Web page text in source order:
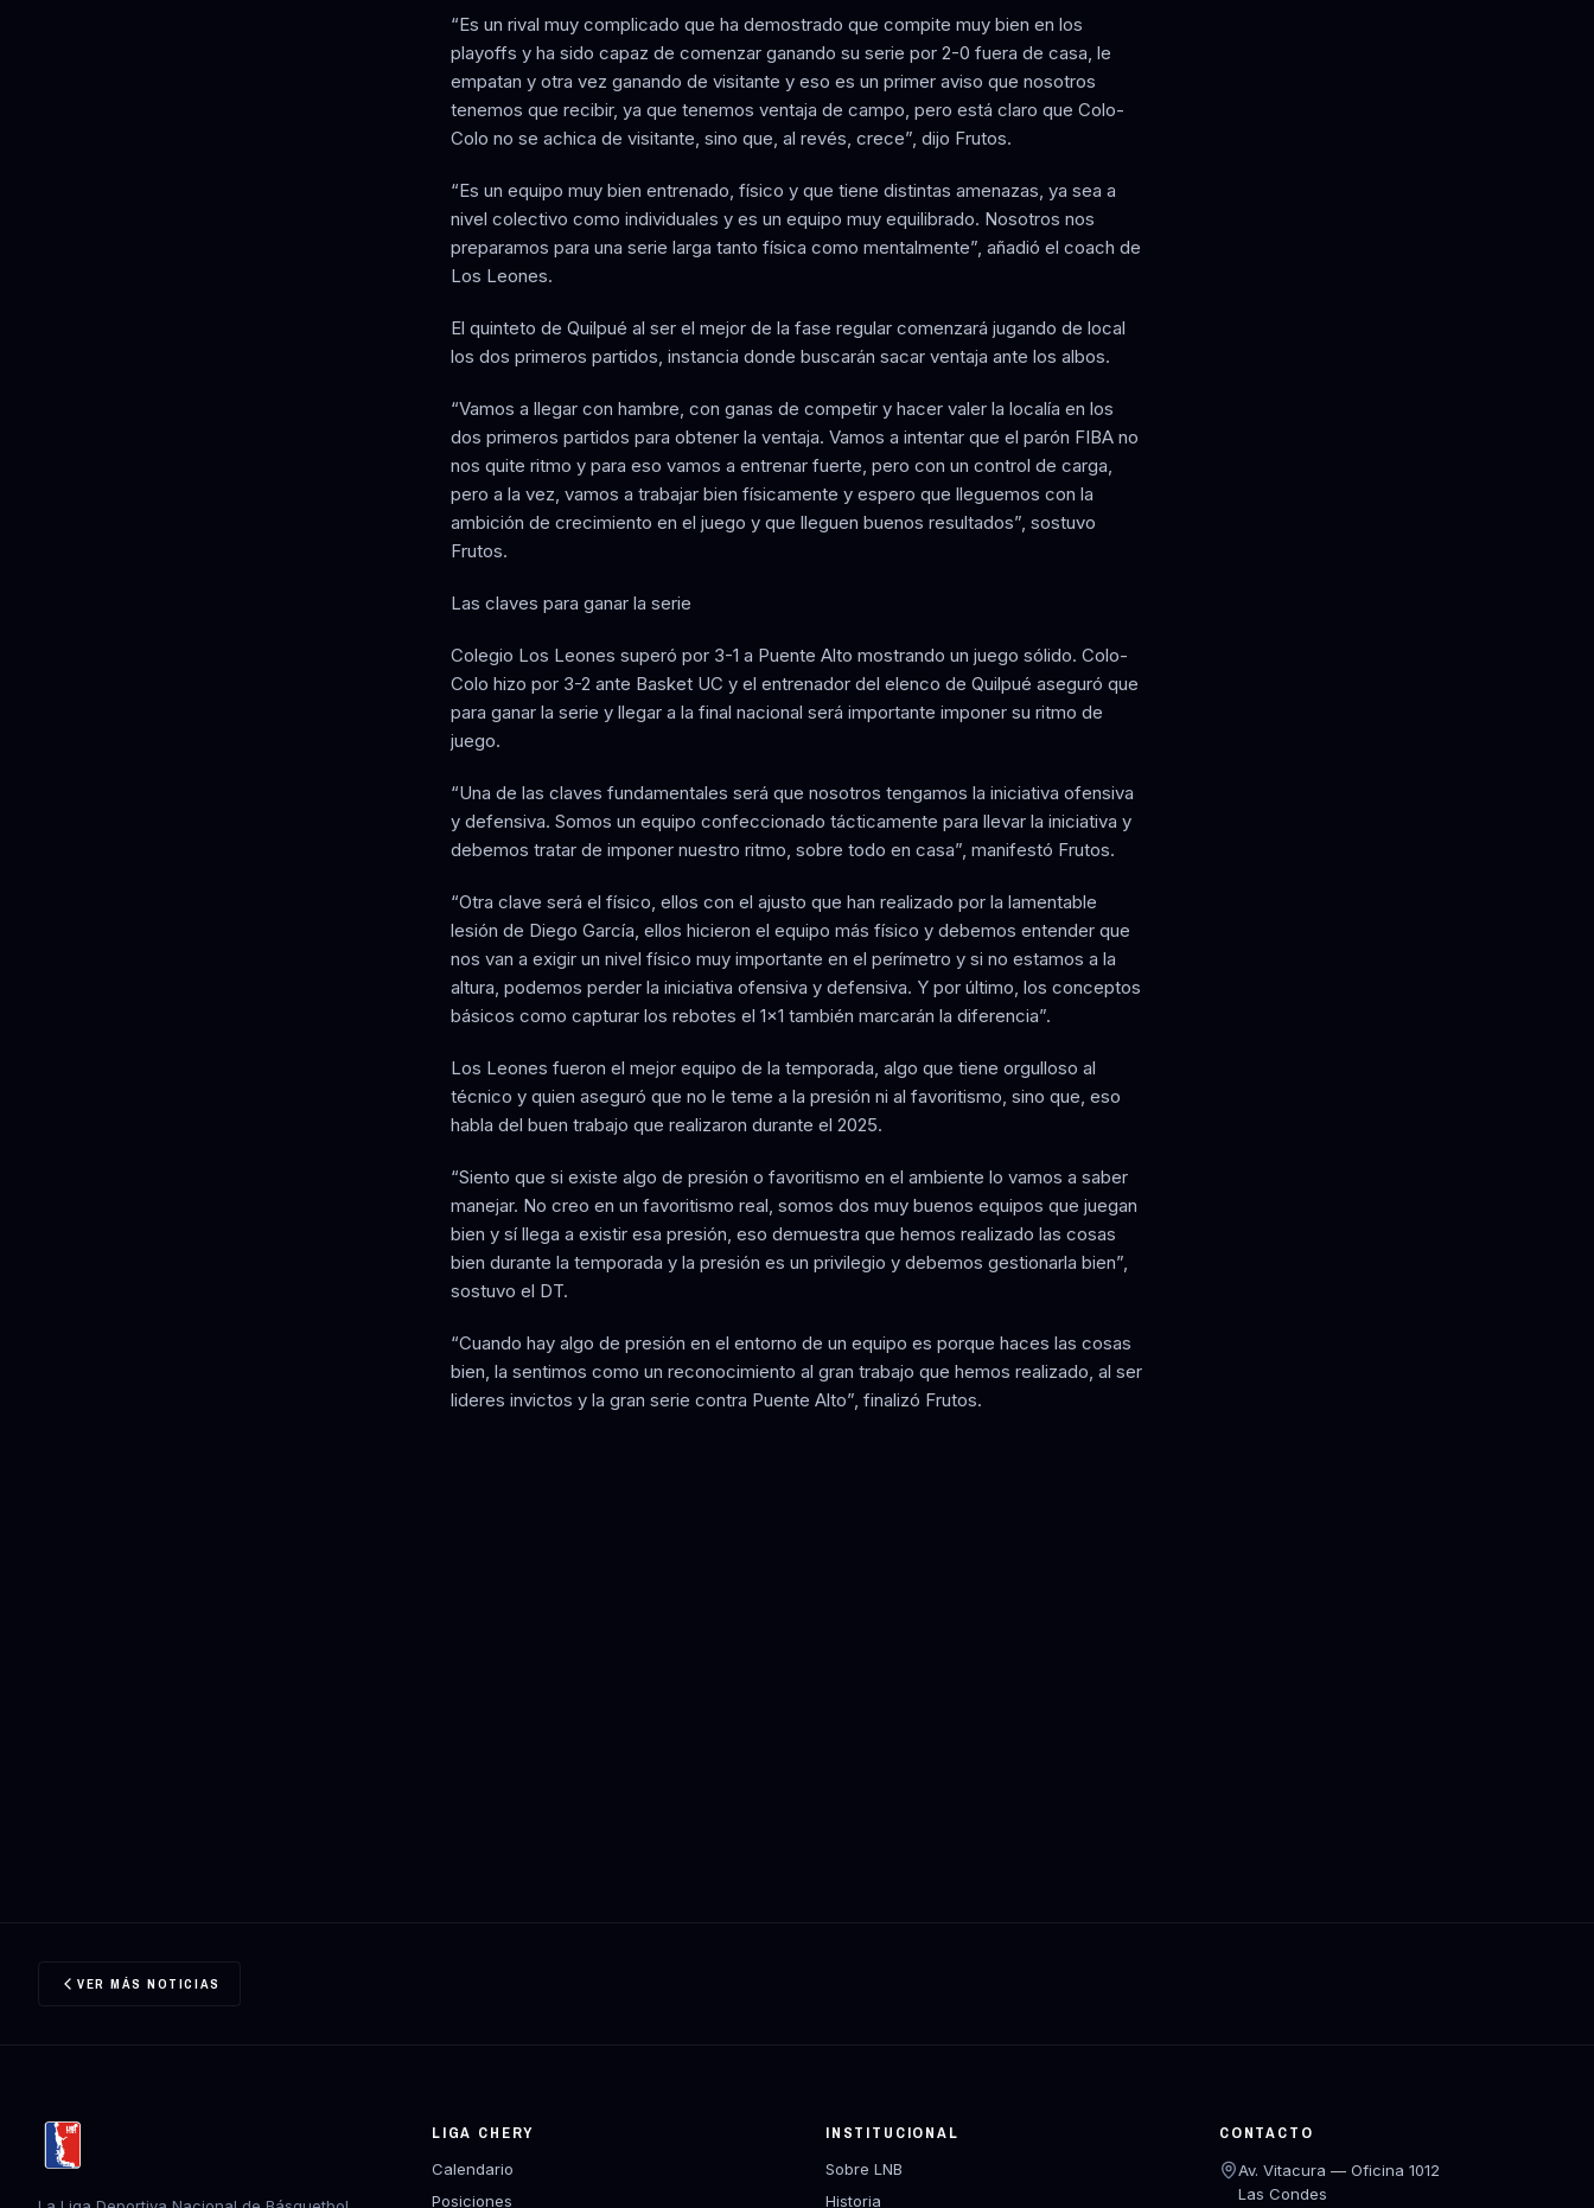
“Es un rival muy complicado que ha demostrado que compite muy bien en los
playoffs y ha sido capaz de comenzar ganando su serie por 2-0 fuera de casa, le
empatan y otra vez ganando de visitante y eso es un primer aviso que nosotros
tenemos que recibir, ya que tenemos ventaja de campo, pero está claro que Colo-
Colo no se achica de visitante, sino que, al revés, crece”, dijo Frutos.
“Es un equipo muy bien entrenado, físico y que tiene distintas amenazas, ya sea a
nivel colectivo como individuales y es un equipo muy equilibrado. Nosotros nos
preparamos para una serie larga tanto física como mentalmente”, añadió el coach de
Los Leones.
El quinteto de Quilpué al ser el mejor de la fase regular comenzará jugando de local
los dos primeros partidos, instancia donde buscarán sacar ventaja ante los albos.
“Vamos a llegar con hambre, con ganas de competir y hacer valer la localía en los
dos primeros partidos para obtener la ventaja. Vamos a intentar que el parón FIBA no
nos quite ritmo y para eso vamos a entrenar fuerte, pero con un control de carga,
pero a la vez, vamos a trabajar bien físicamente y espero que lleguemos con la
ambición de crecimiento en el juego y que lleguen buenos resultados”, sostuvo
Frutos.
Las claves para ganar la serie
Colegio Los Leones superó por 3-1 a Puente Alto mostrando un juego sólido. Colo-
Colo hizo por 3-2 ante Basket UC y el entrenador del elenco de Quilpué aseguró que
para ganar la serie y llegar a la final nacional será importante imponer su ritmo de
juego.
“Una de las claves fundamentales será que nosotros tengamos la iniciativa ofensiva
y defensiva. Somos un equipo confeccionado tácticamente para llevar la iniciativa y
debemos tratar de imponer nuestro ritmo, sobre todo en casa”, manifestó Frutos.
“Otra clave será el físico, ellos con el ajusto que han realizado por la lamentable
lesión de Diego García, ellos hicieron el equipo más físico y debemos entender que
nos van a exigir un nivel físico muy importante en el perímetro y si no estamos a la
altura, podemos perder la iniciativa ofensiva y defensiva. Y por último, los conceptos
básicos como capturar los rebotes el 1x1 también marcarán la diferencia”.
Los Leones fueron el mejor equipo de la temporada, algo que tiene orgulloso al
técnico y quien aseguró que no le teme a la presión ni al favoritismo, sino que, eso
habla del buen trabajo que realizaron durante el 2025.
“Siento que si existe algo de presión o favoritismo en el ambiente lo vamos a saber
manejar. No creo en un favoritismo real, somos dos muy buenos equipos que juegan
bien y sí llega a existir esa presión, eso demuestra que hemos realizado las cosas
bien durante la temporada y la presión es un privilegio y debemos gestionarla bien”,
sostuvo el DT.
“Cuando hay algo de presión en el entorno de un equipo es porque haces las cosas
bien, la sentimos como un reconocimiento al gran trabajo que hemos realizado, al ser
lideres invictos y la gran serie contra Puente Alto”, finalizó Frutos.
VER MÁS NOTICIAS
LIGA CHERY
Calendario
Posiciones
INSTITUCIONAL
Sobre LNB
Historia
CONTACTO
Av. Vitacura — Oficina 1012
Las Condes